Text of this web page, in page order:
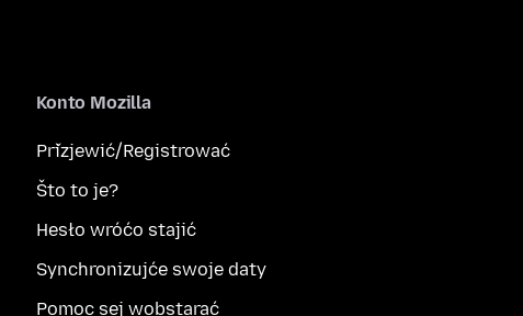
Konto Mozilla
Přizjewić/Registrować
Što to je?
Hesło wróćo stajić
Synchronizujće swoje daty
Pomoc sej wobstarać